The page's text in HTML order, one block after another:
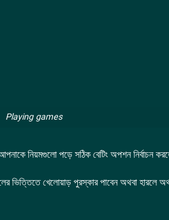
Playing games
নিয়মগুলো পড়ে সঠিক বেটিং অপশন নির্বাচন
ভিত্তিতে খেলোয়াড় পুরস্কার পাবেন অথবা হারলে